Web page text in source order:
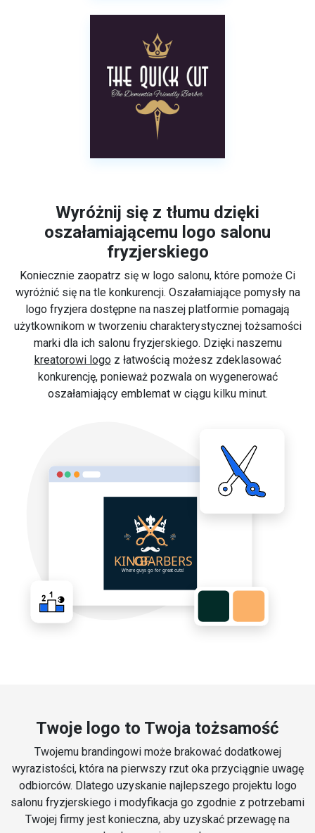
Wyróżnij się z tłumu dzięki
oszałamiającemu logo salonu
fryzjerskiego
Koniecznie zaopatrz się w logo salonu, które pomoże Ci
wyróżnić się na tle konkurencji. Oszałamiające pomysły na
logo fryzjera dostępne na naszej platformie pomagają
użytkownikom w tworzeniu charakterystycznej tożsamości
marki dla ich salonu fryzjerskiego. Dzięki naszemu
kreatorowi logoz łatwością możesz zdeklasować
konkurencję, ponieważ pozwala on wygenerować
oszałamiający emblemat w ciągu kilku minut.
Twoje logo to Twoja tożsamość
Twojemu brandingowi może brakować dodatkowej
wyrazistości, która na pierwszy rzut oka przyciągnie uwagę
odbiorców. Dlatego uzyskanie najlepszego projektu logo
salonu fryzjerskiego i modyfikacja go zgodnie z potrzebami
Twojej firmy jest konieczna, aby uzyskać przewagę na